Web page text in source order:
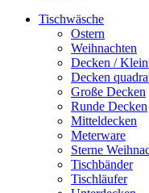
Tischwäsche
Ostern
Weihnachten
Decken /
Decken
Große Decken
Runde Decken
Mitteldecken
Meterware
Sterne
Tischbänder
Tischläufer